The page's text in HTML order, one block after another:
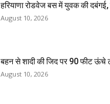
हरियाणा रोडवेज बस में युवक की
August 10, 2026
बहन से शादी की जिद पर 90 फीट ऊंचे
August 10, 2026